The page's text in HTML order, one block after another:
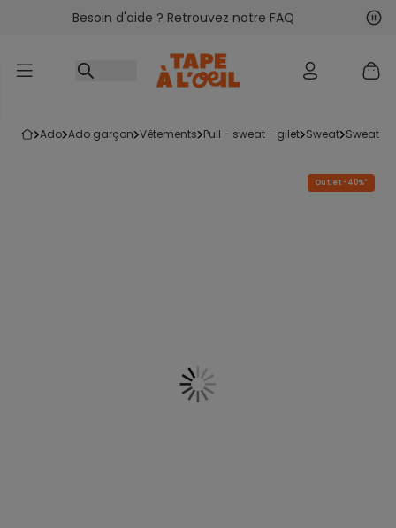
Accéder au contenu
Besoin d'aide ? Retrouvez notre FAQ
ado ado garçon vêtements pull - sweat - gilet sweat sweat
Outlet -40%*